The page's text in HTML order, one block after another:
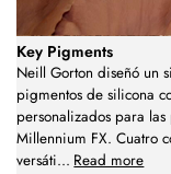
Key Pigments
Neill Gorton diseñó un
pigmentos de silicona
personalizados para
Millennium FX. Cuatro
versáti... Read more